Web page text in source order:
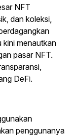
NFT
dan koleksi,
kini menautkan
pasar NFT.
DeFi.
penggunanya